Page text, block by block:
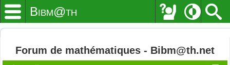
Bibm@th
Forum de mathématiques - Bibm@th.net